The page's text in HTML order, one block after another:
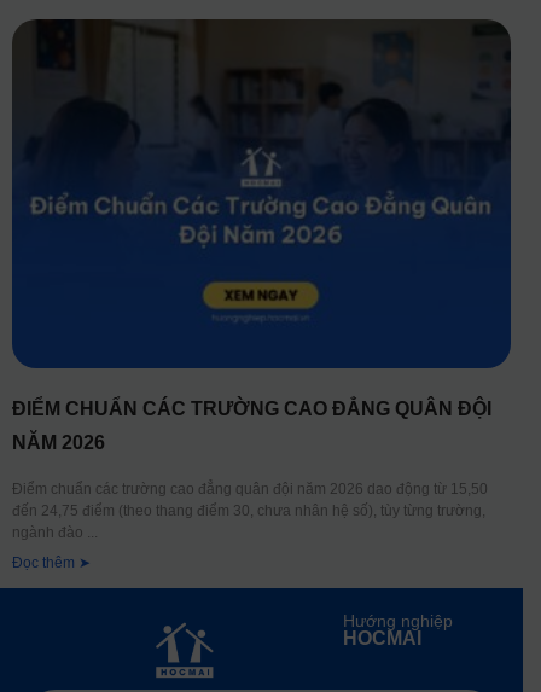
ĐIỂM CHUẨN CÁC TRƯỜNG CAO ĐẲNG QUÂN ĐỘI
NĂM 2026
Điểm chuẩn các trường cao đẳng quân đội năm 2026 dao động từ 15,50
đến 24,75 điểm (theo thang điểm 30, chưa nhân hệ số), tùy từng trường,
ngành đào
Đọc thêm ➤
Hướng nghiệp
HOCMAI